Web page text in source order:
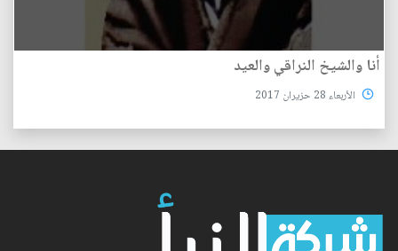
أنا والشيخ النراقي والعيد
الأربعاء 28 حزيران 2017